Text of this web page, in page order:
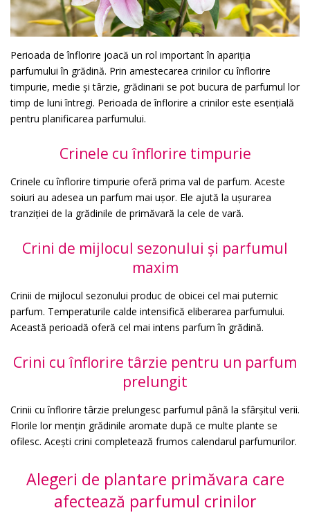
Perioada de înflorire joacă un rol important în apariția
parfumului în grădină. Prin amestecarea crinilor cu înflorire
timpurie, medie și târzie, grădinarii se pot bucura de parfumul lor
timp de luni întregi. Perioada de înflorire a crinilor este esențială
pentru planificarea parfumului.
Crinele cu înflorire timpurie
Crinele cu înflorire timpurie oferă prima val de parfum. Aceste
soiuri au adesea un parfum mai ușor. Ele ajută la ușurarea
tranziției de la grădinile de primăvară la cele de vară.
Crini de mijlocul sezonului și parfumul
maxim
Crinii de mijlocul sezonului produc de obicei cel mai puternic
parfum. Temperaturile calde intensifică eliberarea parfumului.
Această perioadă oferă cel mai intens parfum în grădină.
Crini cu înflorire târzie pentru un parfum
prelungit
Crinii cu înflorire târzie prelungesc parfumul până la sfârșitul verii.
Florile lor mențin grădinile aromate după ce multe plante se
ofilesc. Acești crini completează frumos calendarul parfumurilor.
Alegeri de plantare primăvara care
afectează parfumul crinilor